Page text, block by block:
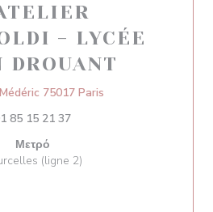
- LYCÉE
DROUANT
75017 Paris
85 15 21 37
Μετρό
(ligne 2)